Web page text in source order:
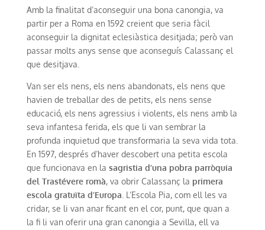
Amb la finalitat d’aconseguir una bona canongia, va
partir per a Roma en 1592 creient que seria fàcil
aconseguir la dignitat eclesiàstica desitjada; però van
passar molts anys sense que aconseguís Calassanç el
que desitjava.
Van ser els nens, els nens abandonats, els nens que
havien de treballar des de petits, els nens sense
educació, els nens agressius i violents, els nens amb la
seva infantesa ferida, els que li van sembrar la
profunda inquietud que transformaria la seva vida tota.
En 1597, després d’haver descobert una petita escola
que funcionava en la sagristia d’una pobra parròquia
del Trastévere romà, va obrir Calassanç la primera
escola gratuïta d’Europa . L’Escola Pia, com ell les va
cridar, se li van anar ficant en el cor, punt, que quan a
la fi li van oferir una gran canongia a Sevilla, ell va